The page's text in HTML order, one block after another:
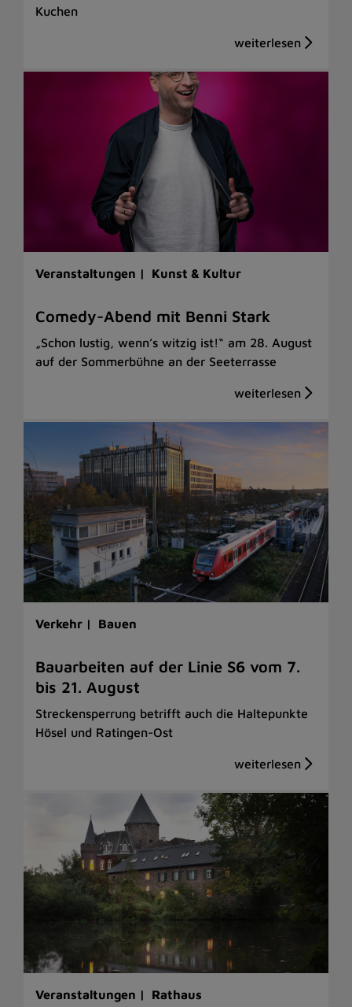
Kuchen
Veranstaltungen | Kunst & Kultur
Comedy-Abend mit Benni Stark
„Schon lustig, wenn’s witzig ist!“ am 28. August
auf der Sommerbühne an der Seeterrasse
Verkehr | Bauen
Bauarbeiten auf der Linie S6 vom 7.
bis 21. August
Streckensperrung betrifft auch die Haltepunkte
Hösel und Ratingen-Ost
Veranstaltungen | Rathaus